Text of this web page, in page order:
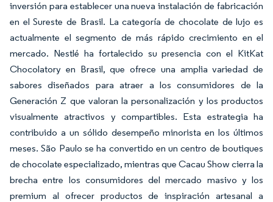
inversión para establecer una nueva instalación de fabricación
en el Sureste de Brasil. La categoría de chocolate de lujo es
actualmente el segmento de más rápido crecimiento en el
mercado. Nestlé ha fortalecido su presencia con el KitKat
Chocolatory en Brasil, que ofrece una amplia variedad de
sabores diseñados para atraer a los consumidores de la
Generación Z que valoran la personalización y los productos
visualmente atractivos y compartibles. Esta estrategia ha
contribuido a un sólido desempeño minorista en los últimos
meses. São Paulo se ha convertido en un centro de boutiques
de chocolate especializado, mientras que Cacau Show cierra la
brecha entre los consumidores del mercado masivo y los
premium al ofrecer productos de inspiración artesanal a